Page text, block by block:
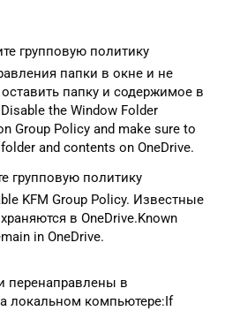
групповую политику
папки в окне и не
оставить папку и содержимое в
the Window Folder
Group Policy and make sure to
folder and contents on OneDrive.
групповую политику
KFM Group Policy. Известные
в OneDrive.Known
in OneDrive.
перенаправлены в
локальном компьютере:If